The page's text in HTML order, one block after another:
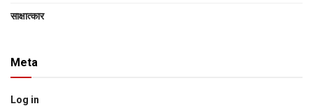
साक्षात्‍कार
Meta
Log in